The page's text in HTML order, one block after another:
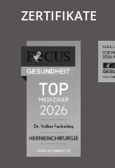
ZERTIFIKATE